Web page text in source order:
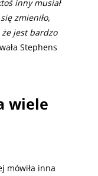
inny musiał
zmieniło,
jest bardzo
Stephens
wiele
mówiła inna